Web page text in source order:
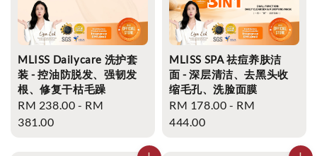
MLISS Dailycare 洗护套
装 - 控油防脱发、强韧发
根、修复干枯毛躁
Regular
price
RM 238.00 - RM
381.00
MLISS SPA 祛痘养肤洁
面 - 深层清洁、去黑头收
缩毛孔、洗脸面膜
Regular
price
RM 178.00 - RM
444.00